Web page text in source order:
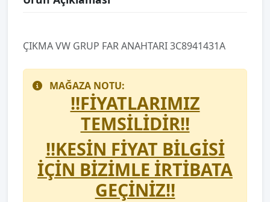
ÇIKMA VW GRUP FAR ANAHTARI 3C8941431A
MAĞAZA NOTU:
!!FİYATLARIMIZ
TEMSİLİDİR!!
!!KESİN FİYAT BİLGİSİ
İÇİN BİZİMLE İRTİBATA
GEÇİNİZ!!